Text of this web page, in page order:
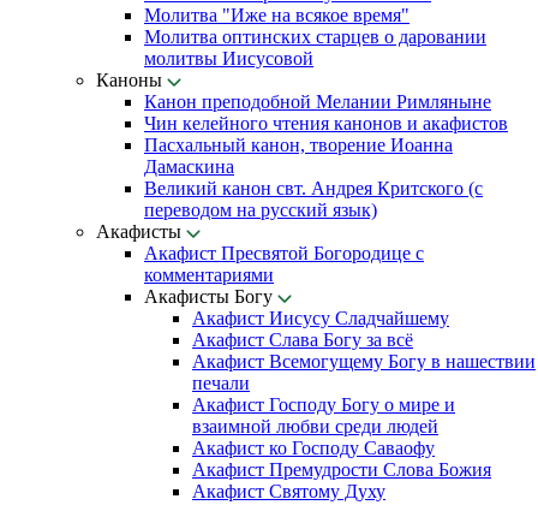
Молитва "Иже на всякое время"
Молитва оптинских старцев о даровании
молитвы Иисусовой
Каноны
Канон преподобной Мелании Римляныне
Чин келейного чтения канонов и акафистов
Пасхальный канон, творение Иоанна
Дамаскина
Великий канон свт. Андрея Критского (с
переводом на русский язык)
Акафисты
Акафист Пресвятой Богородице с
комментариями
Акафисты Богу
Акафист Иисусу Сладчайшему
Акафист Слава Богу за всё
Акафист Всемогущему Богу в нашествии
печали
Акафист Господу Богу о мире и
взаимной любви среди людей
Акафист ко Господу Саваофу
Акафист Премудрости Слова Божия
Акафист Святому Духу